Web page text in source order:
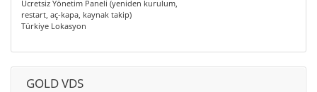
Ücretsiz Yönetim Paneli (yeniden kurulum,
restart, aç-kapa, kaynak takip)
Türkiye Lokasyon
GOLD VDS